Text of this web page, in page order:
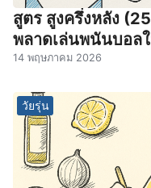
สูตร สูงครึ่งหลัง
พลาดเล่นพนันบอล
14 พฤษภาคม 2026
วัยรุ่น